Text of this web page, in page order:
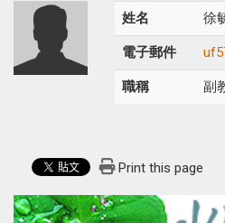
姓名 徐
電子郵件
職稱 副
Print this page